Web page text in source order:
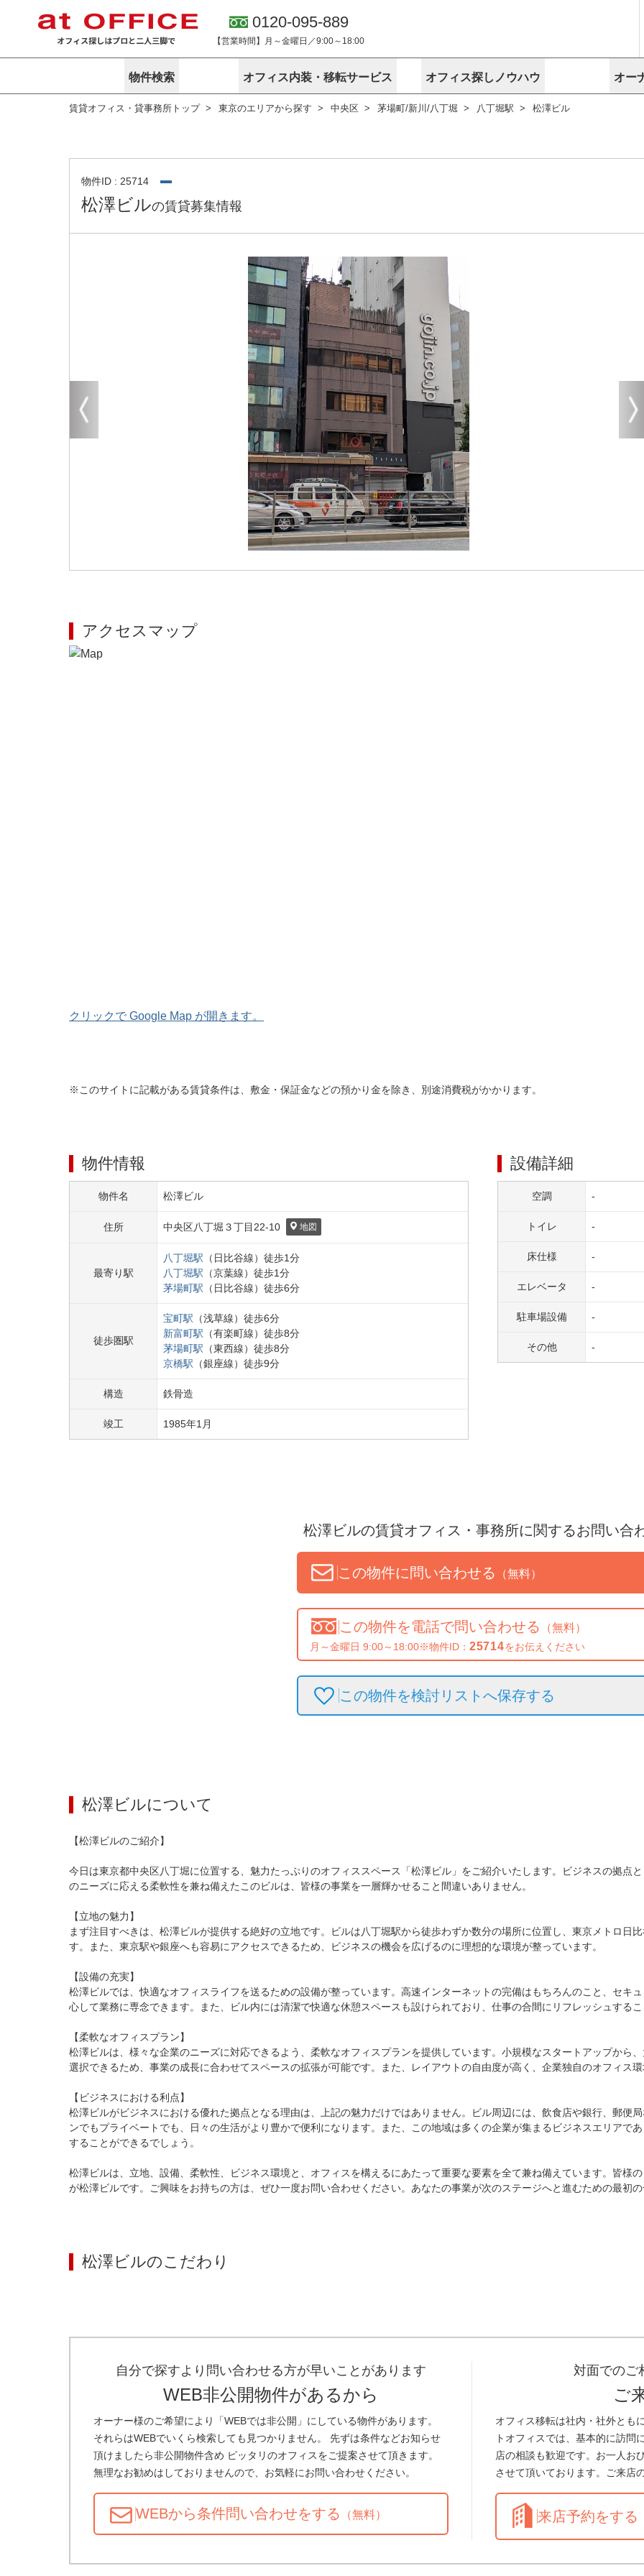
0120-095-889
【営業時間】月～金曜日／9:00～18:00
物件検索
東京
路線から探す
こだわりから探す
賃料相場を参考に探す
地図から探す
居抜き物件特集
神奈川
路線から探す
神奈川のクリニックを探す
埼玉
路線から探す
埼玉のクリニックを探す
路線から探
千葉のクリ
その他
地図から探す
オフィス内装・移転サービス
サービス内容
オフィス探しノウハウ
オフィス探しノウハウ
アットオフィスが選ばれる理由
無料ダウンロード オフィス移転に関するお役立ちコンテンツ
オー
空室に
物件掲載依頼
企業情報
アットレジデンス
賃貸オフィス・貸事務所トップ 東京のエリアから探す 中央区 茅場町/新川/八丁堀 八丁堀駅 松澤ビル
物件ID : 25714
松澤ビルの賃貸募集情報
アクセスマップ
クリックで Google Map が開きます。
※このサイトに記載がある賃貸条件は、敷金・保証金などの預かり金を除き、別途消費税がかかります。
物件情報
物件名 松澤ビル
住所 中央区八丁堀３丁目 22-10 地図
最寄り駅
八丁堀駅 （ 日比谷線） 徒歩1分
八丁堀駅 （京葉線） 徒歩1分
茅場町駅 （ 日比谷線） 徒歩6分
徒歩圏駅
宝町駅 （浅草線） 徒歩6分
新富町駅 （有楽町線） 徒歩8分
茅場町駅 （東西線） 徒歩8分
京橋駅 （銀座線） 徒歩9分
構造 鉄骨造
竣工 1985年1 月
設備詳細
空調 -
トイレ -
床仕様 -
エレベータ -
駐車場設備 -
その他 -
松澤ビルの賃貸オフィス・事務所に関するお問い合
この物件に問い合わせる （無料）
この物件を電話で問い合わせる （無料）
月～金曜日 9:00～18:00※物件ID： 25714をお伝えください
この物件を検討リストへ保存する
松澤ビルについて
【松澤ビルのご紹介】
今日は東京都中央区八丁堀に位置する、魅力たっぷりのオフィススペース「松澤ビル」をご紹介いたします。ビジネスの拠点
のニーズに応える柔軟性を兼ね備えたこのビルは、皆様の事業を一層輝かせること間違いありません。
【立地の魅力】
まず注目すべきは、松澤ビルが提供する絶好の立地です。ビルは八丁堀駅から徒歩わずか数分の場所に位置し、東京メトロ日
す。また、東京駅や銀座へも容易にアクセスできるため、ビジネスの機会を広げるのに理想的な環境が整っています。
【設備の充実】
松澤ビルでは、快適なオフィスライフを送るための設備が整っています。高速インターネットの完備はもちろんのこと、セキ
心して業務に専念できます。また、ビル内には清潔で快適な休憩スペースも設けられており、仕事の合間にリフレッシュする
【柔軟なオフィスプラン】
松澤ビルは、様々な企業のニーズに対応できるよう、柔軟なオフィスプランを提供しています。小規模なスタートアップから
選択できるため、事業の成長に合わせてスペースの拡張が可能です。また、レイアウトの自由度が高く、企業独自のオフィス
【ビジネスにおける利点】
松澤ビルがビジネスにおける優れた拠点となる理由は、上記の魅力だけではありません。ビル周辺には、飲食店や銀行、郵便
ンでもプライベートでも、日々の生活がより豊かで便利になります。また、この地域は多くの企業が集まるビジネスエリアで
することができるでしょう。
松澤ビルは、立地、設備、柔軟性、ビジネス環境と、オフィスを構えるにあたって重要な要素を全て兼ね備えています。皆様
が松澤ビルです。ご興味をお持ちの方は、ぜひ一度お問い合わせください。あなたの事業が次のステージへと進むための最初
松澤ビルのこだわり
自分で探すより問い合わせる方が早いことがあります
WEB非公開物件があるから
オーナー様のご希望により「WEBでは非公開」にしている物件があります。
それらはWEBでいくら検索しても見つかりません。 先ずは条件などお知らせ
頂けましたら非公開物件含め ピッタリのオフィスをご提案させて頂きます。
無理なお勧めはしておりませんので、お気軽にお問い合わせください。
WEBから条件問い合わせをする （無料）
対面でのご
ご
オフィス移転は社内・社外とも
トオフィスでは、基本的に訪問
店の相談も歓迎です。お一人お
させて頂いております。ご来店
来店予約をする